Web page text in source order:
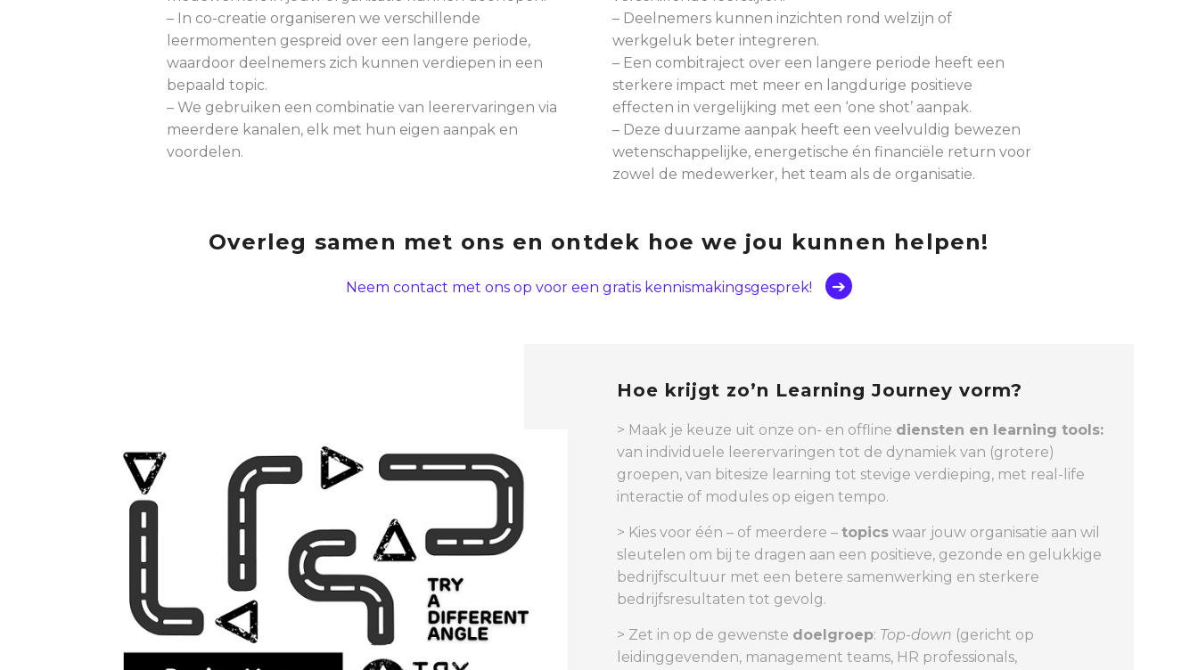
– In co-creatie organiseren we verschillende
leermomenten gespreid over een langere periode,
waardoor deelnemers zich kunnen verdiepen in een
bepaald topic.
– We gebruiken een combinatie van leerervaringen via
meerdere kanalen, elk met hun eigen aanpak en
voordelen.
– Deelnemers kunnen inzichten rond welzijn of
werkgeluk beter integreren.
– Een combitraject over een langere periode heeft een
sterkere impact met meer en langdurige positieve
effecten in vergelijking met een ‘one shot’ aanpak.
– Deze duurzame aanpak heeft een veelvuldig bewezen
wetenschappelijke, energetische én financiële return voor
zowel de medewerker, het team als de organisatie.
Overleg samen met ons en ontdek hoe we jou kunnen helpen!
Neem contact met ons op voor een gratis kennismakingsgesprek!
Hoe krijgt zo’n Learning Journey vorm?
> Maak je keuze uit onze on- en offline diensten en learning tools:
van individuele leerervaringen tot de dynamiek van (grotere)
groepen, van bitesize learning tot stevige verdieping, met real-life
interactie of modules op eigen tempo.
> Kies voor één – of meerdere – topics waar jouw organisatie aan wil
sleutelen om bij te dragen aan een positieve, gezonde en gelukkige
bedrijfscultuur met een betere samenwerking en sterkere
bedrijfsresultaten tot gevolg.
> Zet in op de gewenste doelgroep: Top-down (gericht op
leidinggevenden, management teams, HR professionals,